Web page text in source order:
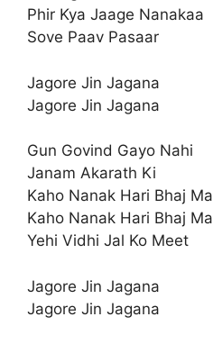
Phir Kya Jaage Nanakaa
Sove Paav Pasaar
Jagore Jin Jagana
Jagore Jin Jagana
Gun Govind Gayo Nahi
Janam Akarath Ki
Kaho Nanak Hari Bhaj
Kaho Nanak Hari Bhaj
Yehi Vidhi Jal Ko Meet
Jagore Jin Jagana
Jagore Jin Jagana